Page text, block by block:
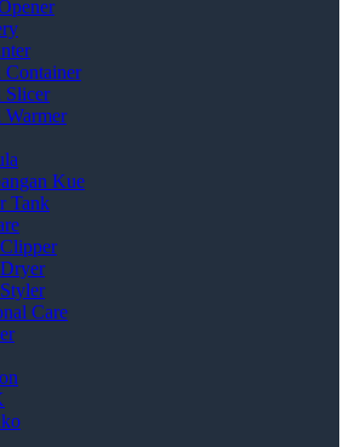
Container
Slicer
Warmer
Kue
Tank
Care